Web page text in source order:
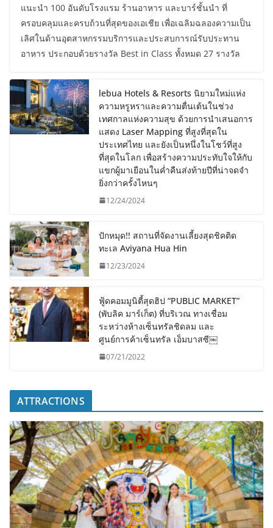
แนะนำ 100 อันดับโรงแรม ร้านอาหาร และบาร์ชั้นนำ ที่
ครอบคลุมและครบถ้วนที่สุดของเอเชีย เพื่อเฉลิมฉลองความเป็น
เลิศในด้านอุตสาหกรรมบริการและประสบการณ์รับประทาน
อาหาร ประกอบด้วยรางวัล Best in Class ทั้งหมด 27 รางวัล
lebua Hotels & Resorts นิยามใหม่แห่ง
ความหรูหราและความตื่นเต้นในช่วง
เทศกาลแห่งความสุข ด้วยการนำเสนอการ
แสดง Laser Mapping ที่สูงที่สุดใน
ประเทศไทย และยังเป็นหนึ่งในโชว์ที่สูง
ที่สุดในโลก เพื่อสร้างความประทับใจให้กับ
แขกผู้มาเยือนในค่ำคืนส่งท้ายปีที่น่าจดจำ
ยิ่งกว่าครั้งไหนๆ
12/24/2024
ปักหมุด!! สถานที่จัดงานเลี้ยงสุดชิคติด
ทะเล Aviyana Hua Hin
12/23/2024
ฟู้ดคอมมูนิตี้สุดฮิป “PUBLIC MARKET”
(พับลิค มาร์เก็ต) ที่บริเวณ ทางเชื่อม
ระหว่างห้างเซ็นทรัลชิดลม และ
ศูนย์การค้าเซ็นทรัล เอ็มบาสซี￼
07/21/2022
ATTRACTIONS